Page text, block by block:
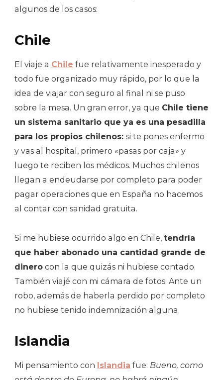
algunos de los casos:
Chile
El viaje a Chile fue relativamente inesperado y
todo fue organizado muy rápido, por lo que la
idea de viajar con seguro al final ni se puso
sobre la mesa. Un gran error, ya que Chile tiene
un sistema sanitario que ya es una pesadilla
para los propios chilenos: si te pones enfermo
y vas al hospital, primero «pasas por caja» y
luego te reciben los médicos. Muchos chilenos
llegan a endeudarse por completo para poder
pagar operaciones que en España no hacemos
al contar con sanidad gratuita.
Si me hubiese ocurrido algo en Chile, tendría
que haber abonado una cantidad grande de
dinero con la que quizás ni hubiese contado.
También viajé con mi cámara de fotos. Ante un
robo, además de haberla perdido por completo
no hubiese tenido indemnización alguna.
Islandia
Mi pensamiento con Islandia fue: Bueno, como